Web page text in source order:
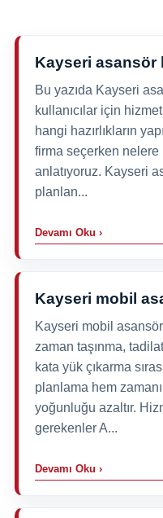
Kayseri asansör
Bu yazıda Kayseri
kullanıcılar için
hangi hazırlıkların
firma seçerken nelere
anlatıyoruz. Kayseri
planlan...
Devamı Oku ›
Kayseri mobil
Kayseri mobil
zaman taşınma,
kata yük çıkarma
planlama hem
yoğunluğu azaltır.
gerekenler A...
Devamı Oku ›